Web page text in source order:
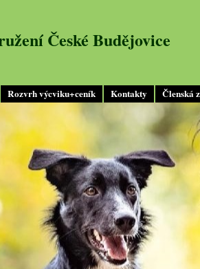
Rozvrh výcviku+ceník Kontakty Členská
České Budějovice